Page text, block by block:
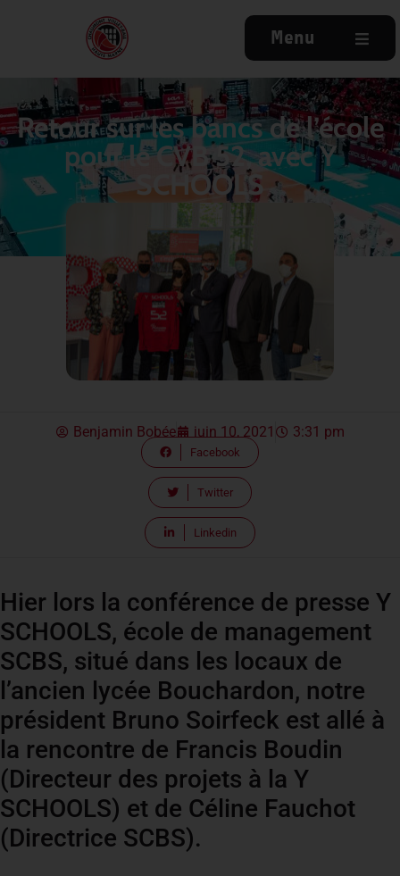
Menu
Retour sur les bancs de l’école
pour le CVB 52, avec Y
SCHOOLS
Benjamin Bobée juin 10, 2021 3:31 pm
Facebook
Twitter
Linkedin
Hier lors la conférence de presse Y
SCHOOLS, école de management
SCBS, situé dans les locaux de
l’ancien lycée Bouchardon, notre
président Bruno Soirfeck est allé à
la rencontre de Francis Boudin
(Directeur des projets à la Y
SCHOOLS) et de Céline Fauchot
(Directrice SCBS).